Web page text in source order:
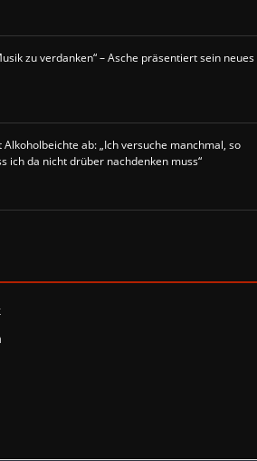
zu verdanken“ – Asche präsentiert sein neues
ab: „Ich versuche manchmal, so
ich da nicht drüber nachdenken muss“